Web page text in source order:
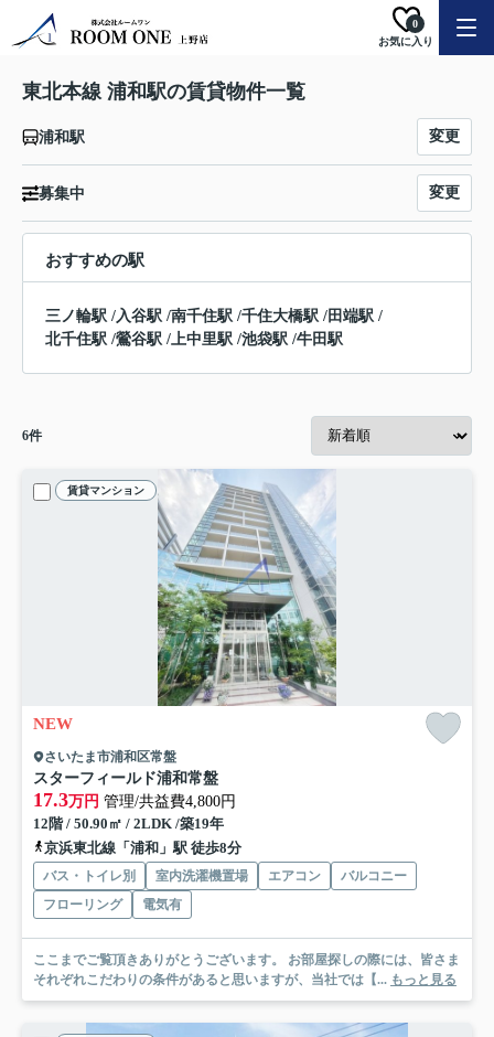
お気に入り
0
東北本線 浦和駅の賃貸物件一覧
浦和駅 変更
募集中 変更
おすすめの駅
三ノ輪駅 /入谷駅 /南千住駅 /千住大橋駅 /田端駅 /
北千住駅 /鶯谷駅 /上中里駅 /池袋駅 /牛田駅
6件
賃貸マンション
NEW
さいたま市浦和区常盤
スターフィールド浦和常盤
17.3万円 管理/共益費4,800円
12階 / 50.90㎡ / 2LDK /築19年
京浜東北線「浦和」駅 徒歩8分
バス・トイレ別 室内洗濯機置場 エアコン
バルコニー
フローリング
電気有
ここまでご覧頂きありがとうございます。 お部屋探しの際には、皆さま
それぞれこだわりの条件があると思いますが、当社では【... もっと見る